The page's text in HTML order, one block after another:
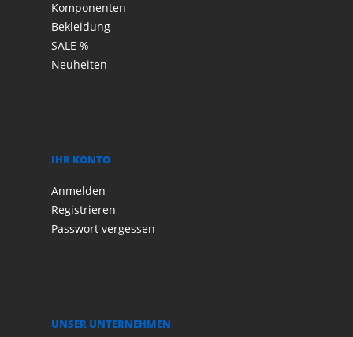
Komponenten
Bekleidung
SALE %
Neuheiten
IHR KONTO
Anmelden
Registrieren
Passwort vergessen
UNSER UNTERNEHMEN